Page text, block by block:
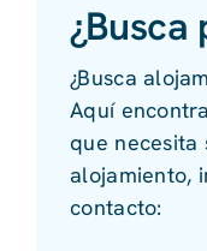
¿Busca
¿Busca
Aquí
que necesita
alojamiento,
contacto: